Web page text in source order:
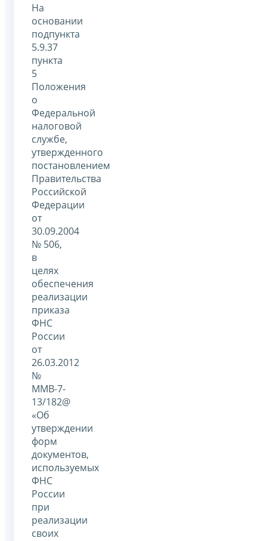
На
основании
подпункта
5.9.37
пункта
5
Положения
о
Федеральной
налоговой
службе,
утвержденного
постановлением
Правительства
Российской
Федерации
от
30.09.2004
№ 506,
в
целях
обеспечения
реализации
приказа
ФНС
России
от
26.03.2012
№
ММВ-7-
13/182@
«Об
утверждении
форм
документов,
используемых
ФНС
России
при
реализации
своих